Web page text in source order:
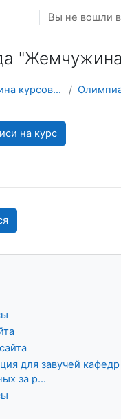
Вы не вошли
Витрина курсов 3KL
на курс
для завучей кафедр
за р...